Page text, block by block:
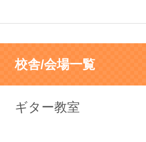
校舎/会場一覧
ギター教室